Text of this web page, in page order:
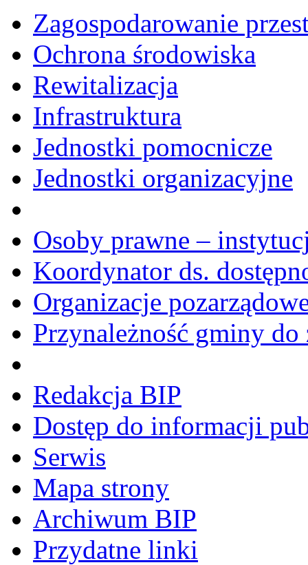
Zagospodarowanie
Ochrona środowiska
Rewitalizacja
Infrastruktura
Jednostki pomocnicze
Jednostki organizacyjne
Osoby prawne –
Koordynator ds.
Organizacje
Przynależność gminy
Redakcja BIP
Dostęp do informacji
Serwis
Mapa strony
Archiwum BIP
Przydatne linki